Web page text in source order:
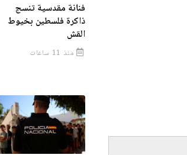
فنانة مقدسية تنسج
ذاكرة فلسطين بخيوط
القش
منذ 11 ساعات